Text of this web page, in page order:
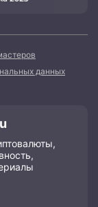
данных